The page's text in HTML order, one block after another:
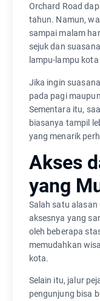
Orchard Road
tahun. Namun,
sampai malam
sejuk dan
lampu-lampu
Jika ingin
pada pagi
Sementara itu,
biasanya tampil
yang menarik
Akses
yang
Salah satu alasan
aksesnya yang
oleh beberapa
memudahkan
kota.
Selain itu, jalur
pengunjung bisa